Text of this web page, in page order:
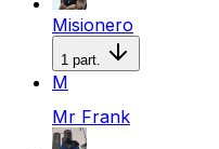
Misionero
1 part.
M
Mr Frank